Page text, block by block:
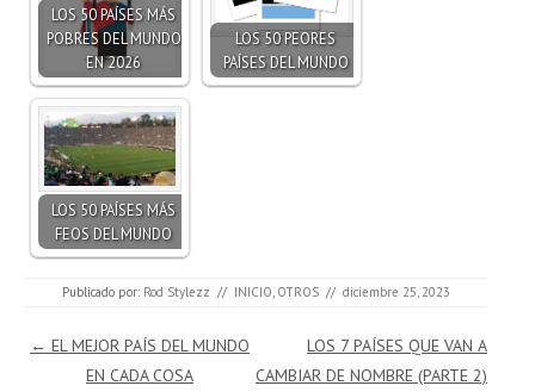
LOS 50 PAÍSES MÁS
POBRES DEL MUNDO
EN 2026
LOS 50 PEORES
PAÍSES DEL MUNDO
LOS 50 PAÍSES MÁS
FEOS DEL MUNDO
Publicado por: Rod Stylezz // INICIO OTROS // diciembre 25, 2023
Navegación de entradas
← EL MEJOR PAÍS DEL MUNDO
EN CADA COSA
LOS 7 PAÍSES QUE VAN A
CAMBIAR DE NOMBRE (PARTE 2)